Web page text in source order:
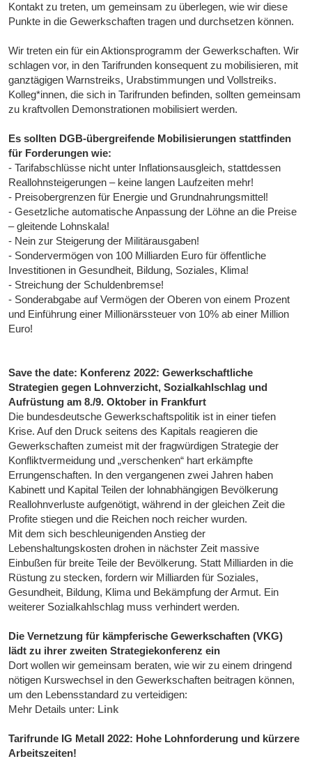
Kontakt zu treten, um gemeinsam zu überlegen, wie wir diese
Punkte in die Gewerkschaften tragen und durchsetzen können.
Wir treten ein für ein Aktionsprogramm der Gewerkschaften. Wir
schlagen vor, in den Tarifrunden konsequent zu mobilisieren, mit
ganztägigen Warnstreiks, Urabstimmungen und Vollstreiks.
Kolleg*innen, die sich in Tarifrunden befinden, sollten gemeinsam
zu kraftvollen Demonstrationen mobilisiert werden.
Es sollten DGB-übergreifende Mobilisierungen stattfinden
für Forderungen wie:
- Tarifabschlüsse nicht unter Inflationsausgleich, stattdessen
Reallohnsteigerungen – keine langen Laufzeiten mehr!
- Preisobergrenzen für Energie und Grundnahrungsmittel!
- Gesetzliche automatische Anpassung der Löhne an die Preise
– gleitende Lohnskala!
- Nein zur Steigerung der Militärausgaben!
- Sondervermögen von 100 Milliarden Euro für öffentliche
Investitionen in Gesundheit, Bildung, Soziales, Klima!
- Streichung der Schuldenbremse!
- Sonderabgabe auf Vermögen der Oberen von einem Prozent
und Einführung einer Millionärssteuer von 10% ab einer Million
Euro!
Save the date: Konferenz 2022: Gewerkschaftliche
Strategien gegen Lohnverzicht, Sozialkahlschlag und
Aufrüstung am 8./9. Oktober in Frankfurt
Die bundesdeutsche Gewerkschaftspolitik ist in einer tiefen
Krise. Auf den Druck seitens des Kapitals reagieren die
Gewerkschaften zumeist mit der fragwürdigen Strategie der
Konfliktvermeidung und „verschenken“ hart erkämpfte
Errungenschaften. In den vergangenen zwei Jahren haben
Kabinett und Kapital Teilen der lohnabhängigen Bevölkerung
Reallohnverluste aufgenötigt, während in der gleichen Zeit die
Profite stiegen und die Reichen noch reicher wurden.
Mit dem sich beschleunigenden Anstieg der
Lebenshaltungskosten drohen in nächster Zeit massive
Einbußen für breite Teile der Bevölkerung. Statt Milliarden in die
Rüstung zu stecken, fordern wir Milliarden für Soziales,
Gesundheit, Bildung, Klima und Bekämpfung der Armut. Ein
weiterer Sozialkahlschlag muss verhindert werden.
Die Vernetzung für kämpferische Gewerkschaften (VKG)
lädt zu ihrer zweiten Strategiekonferenz ein
Dort wollen wir gemeinsam beraten, wie wir zu einem dringend
nötigen Kurswechsel in den Gewerkschaften beitragen können,
um den Lebensstandard zu verteidigen:
Mehr Details unter: Link
Tarifrunde IG Metall 2022: Hohe Lohnforderung und kürzere
Arbeitszeiten!